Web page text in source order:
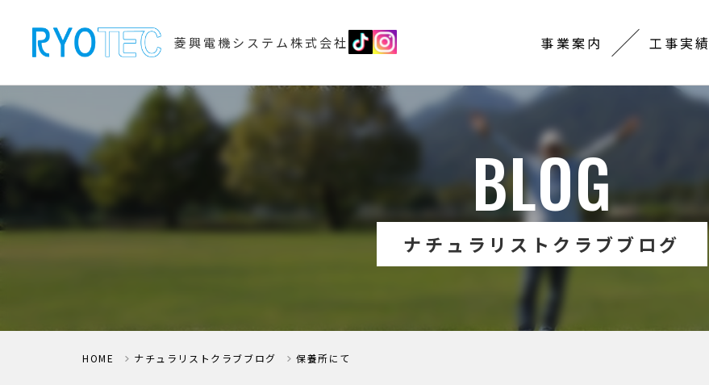
菱興電機システム株式会社 事業案内 工事実績
BLOG
ナチュラリストクラブブログ
HOME ナチュラリストクラブブログ 保養所にて